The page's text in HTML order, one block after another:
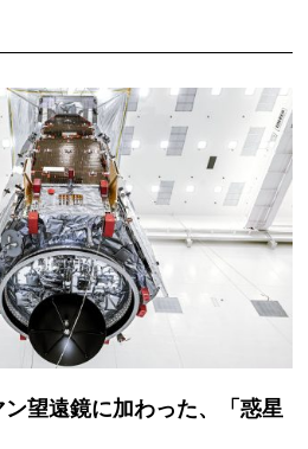
望遠鏡に加わった、「惑星